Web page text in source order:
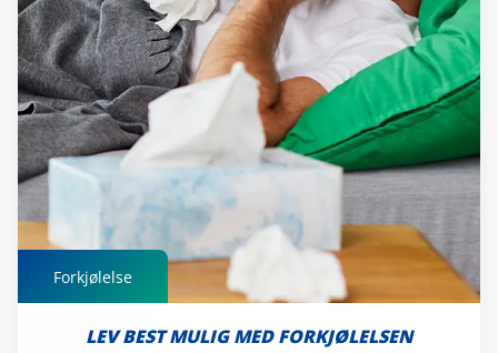
Forkjølelse
Forkjølelse
LEV BEST MULIG MED FORKJØLELSEN